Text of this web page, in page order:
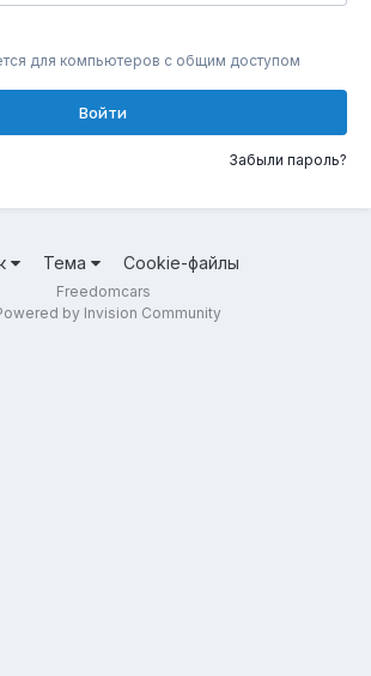
для компьютеров с общим доступом
Войти
Забыли пароль?
Тема Cookie-файлы
Freedomcars
by Invision Community